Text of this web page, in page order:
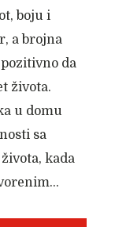
boju i
a brojna
da
života.
u domu
sa
kada